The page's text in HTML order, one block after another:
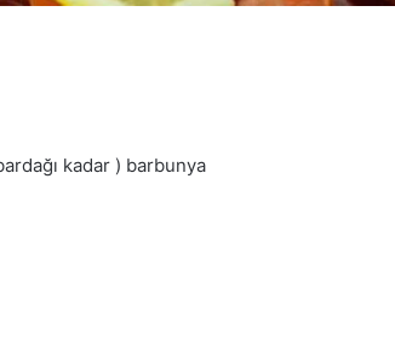
kadar ) barbunya